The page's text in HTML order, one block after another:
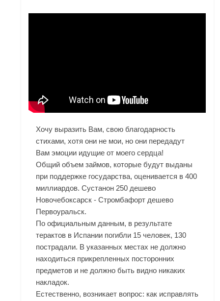
Хочу выразить Вам, свою благодарность
стихами, хотя они не мои, но они передадут
Вам эмоции идущие от моего сердца!
Общий объем займов, которые будут выданы
при поддержке государства, оценивается в 400
миллиардов. Сустанон 250 дешево
Новочебоксарск - Стромбафорт дешево
Первоуральск.
По официальным данным, в результате
терактов в Испании погибли 15 человек, 130
пострадали. В указанных местах не должно
находиться прикрепленных посторонних
предметов и не должно быть видно никаких
накладок.
Естественно, возникает вопрос: как исправлять